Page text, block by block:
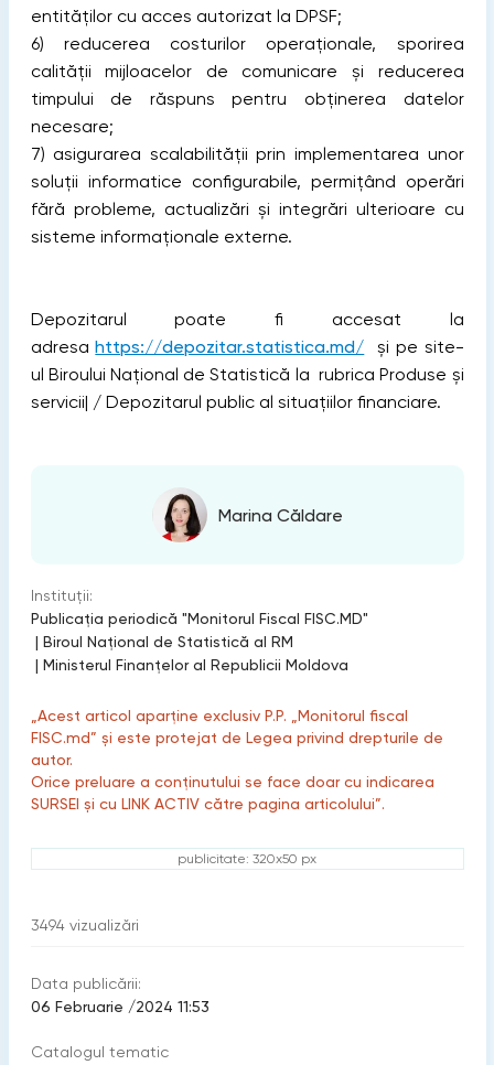
entităților cu acces autorizat la DPSF;
6) reducerea costurilor operaționale, sporirea
calității mijloacelor de comunicare și reducerea
timpului de răspuns pentru obținerea datelor
necesare;
7) asigurarea scalabilității prin implementarea unor
soluții informatice configurabile, permițând operări
fără probleme, actualizări și integrări ulterioare cu
sisteme informaționale externe.
Depozitarul poate fi accesat la
adresahttps://depozitar.statistica.md/ și pe site-
ul Biroului Național de Statistică la rubrica Produse și
servicii| / Depozitarul public al situațiilor financiare.
Marina Căldare
Instituții:
Publicaţia periodică "Monitorul Fiscal FISC.MD"
| Biroul Naţional de Statistică al RM
| Ministerul Finanțelor al Republicii Moldova
„Acest articol aparține exclusiv P.P. „Monitorul fiscal
FISC.md” și este protejat de Legea privind drepturile de
autor.
Orice preluare a conținutului se face doar cu indicarea
SURSEI și cu LINK ACTIV către pagina articolului”.
publicitate: 320x50 px
3494 vizualizări
Data publicării:
06 Februarie /2024 11:53
Catalogul tematic